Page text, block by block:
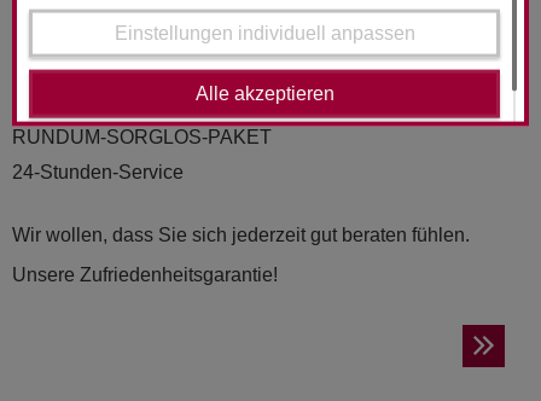
Einstellungen individuell anpassen
Alle akzeptieren
RUND­UM-SORG­LOS-PAKET
24-Stunden-Service
Wir wollen, dass Sie sich jederzeit gut beraten fühlen.
Unsere Zufriedenheitsgarantie!